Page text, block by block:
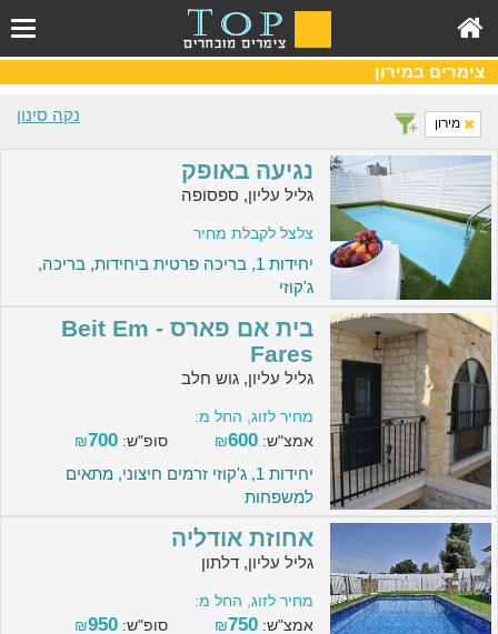
צימרים במירון
נקה סינון מירון
נגיעה באופק
גליל עליון, ספסופה
צלצל לקבלת מחיר
יחידות 1, בריכה פרטית ביחידות, בריכה,
ג'קוזי
בית אם פארס - Beit Em
Fares
גליל עליון, גוש חלב
מחיר לזוג, החל מ:
אמצ"ש:
₪600 סופ"ש: ₪700
יחידות 1, ג'קוזי זרמים חיצוני, מתאים
למשפחות
אחוזת אודליה
גליל עליון, דלתון
מחיר לזוג, החל מ:
אמצ"ש:
₪750 סופ"ש: ₪950